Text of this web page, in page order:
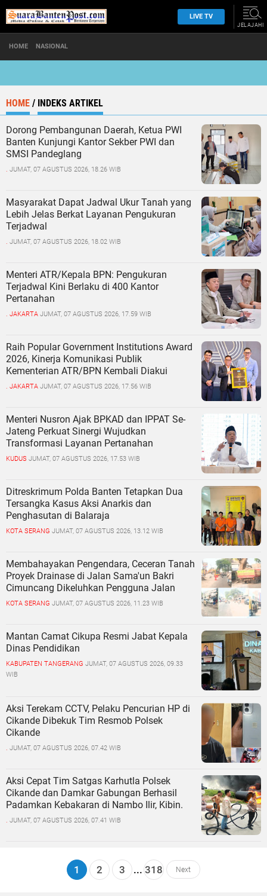
LIVE TV
JELAJAHI
HOME NASIONAL
HOME / INDEKS ARTIKEL
Dorong Pembangunan Daerah, Ketua PWI
Banten Kunjungi Kantor Sekber PWI dan
SMSI Pandeglang
JUMAT, 07 AGUSTUS 2026, 18.26 WIB
Masyarakat Dapat Jadwal Ukur Tanah yang
Lebih Jelas Berkat Layanan Pengukuran
Terjadwal
JUMAT, 07 AGUSTUS 2026, 18.02 WIB
Menteri ATR/Kepala BPN: Pengukuran
Terjadwal Kini Berlaku di 400 Kantor
Pertanahan
. JAKARTA JUMAT, 07 AGUSTUS 2026, 17.59 WIB
Raih Popular Government Institutions Award
2026, Kinerja Komunikasi Publik
Kementerian ATR/BPN Kembali Diakui
. JAKARTA JUMAT, 07 AGUSTUS 2026, 17.56 WIB
Menteri Nusron Ajak BPKAD dan IPPAT Se-
Jateng Perkuat Sinergi Wujudkan
Transformasi Layanan Pertanahan
KUDUS JUMAT, 07 AGUSTUS 2026, 17.53 WIB
Ditreskrimum Polda Banten Tetapkan Dua
Tersangka Kasus Aksi Anarkis dan
Penghasutan di Balaraja
KOTA SERANG JUMAT, 07 AGUSTUS 2026, 13.12 WIB
Membahayakan Pengendara, Ceceran Tanah
Proyek Drainase di Jalan Sama'un Bakri
Cimuncang Dikeluhkan Pengguna Jalan
KOTA SERANG JUMAT, 07 AGUSTUS 2026, 11.23 WIB
Mantan Camat Cikupa Resmi Jabat Kepala
Dinas Pendidikan
KABUPATEN TANGERANG JUMAT, 07 AGUSTUS 2026, 09.33
WIB
Aksi Terekam CCTV, Pelaku Pencurian HP di
Cikande Dibekuk Tim Resmob Polsek
Cikande
JUMAT, 07 AGUSTUS 2026, 07.42 WIB
Aksi Cepat Tim Satgas Karhutla Polsek
Cikande dan Damkar Gabungan Berhasil
Padamkan Kebakaran di Nambo Ilir, Kibin.
JUMAT, 07 AGUSTUS 2026, 07.41 WIB
1 2 3 ... 318 Next